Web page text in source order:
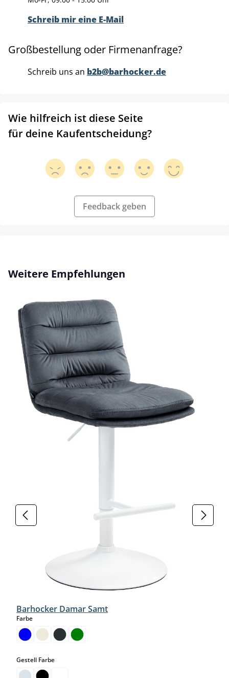
Schreib mir eine E-Mail
Großbestellung oder Firmenanfrage?
Schreib uns an b2b@barhocker.de
Wie hilfreich ist diese Seite
für deine Kaufentscheidung?
Feedback geben
Produktgalerie überspringen
Weitere Empfehlungen
Barhocker Damar Samt
Farbeauswählen
Gestell Farbeauswählen